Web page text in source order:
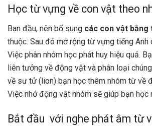
Học từ vựng về con vật theo
Ban đầu, nên bổ sung các con vật bằng
thuộc. Sau đó mở rộng từ vựng tiếng Anh
Việc phân nhóm học phát huy hiệu quả.
liên tưởng về động vật và phân loại
về sư tử (lion) bạn học thêm nhóm từ về
Việc nhớ động vật nhóm sẽ giúp bạn học
Bắt đầu với nghe phát âm từ